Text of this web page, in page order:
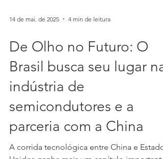
14 de mai. de 2025 4 min de leitura
De Olho no Futuro: O
Brasil busca seu lugar na